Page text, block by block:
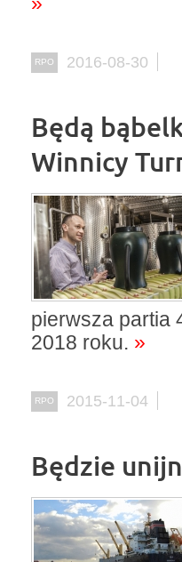
RPO 2016-08-30
Będą
Winnicy
pierwsza partia
2018 roku. »
RPO 2015-11-04
Będzie